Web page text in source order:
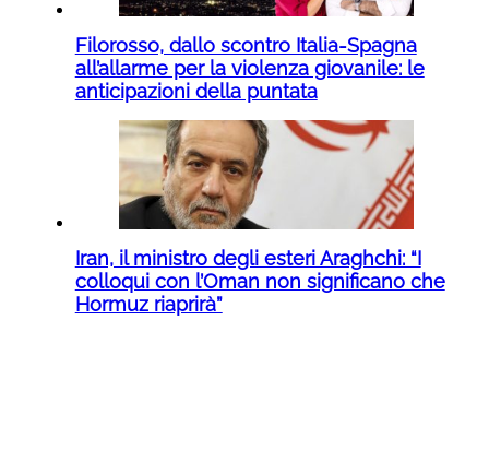
Filorosso, dallo scontro Italia-Spagna
all’allarme per la violenza giovanile: le
anticipazioni della puntata
Iran, il ministro degli esteri Araghchi: “I
colloqui con l’Oman non significano che
Hormuz riaprirà”